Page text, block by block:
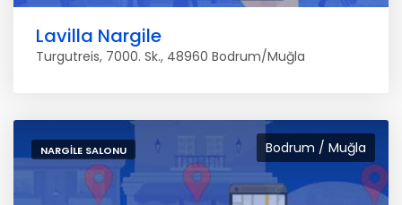
Lavilla Nargile
Turgutreis, 7000. Sk., 48960 Bodrum/Muğla
Bodrum / Muğla
NARGILE SALONU